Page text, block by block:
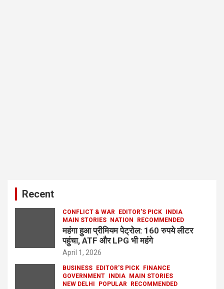
Recent
CONFLICT & WAR EDITOR'S PICK
INDIA
MAIN STORIES
NATION RECOMMENDED
महंगा हुआ प्रीमियम पेट्रोल: 160 रुपये लीटर
पहुंचा, ATF और LPG भी महंगे
April 1, 2026
BUSINESS EDITOR'S PICK
FINANCE
GOVERNMENT
INDIA
MAIN STORIES
NEW DELHI
POPULAR RECOMMENDED